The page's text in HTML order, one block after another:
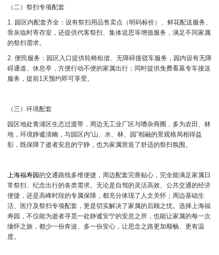
（二）祭扫专项配套
1. 园区内配套齐全：设有祭扫用品售卖点（明码标价）、鲜花配送服务、
骨灰临时寄存室，还提供代客祭扫、集体追思等增值服务，满足不同家属
的祭扫需求。
2. 便民服务：园区入口提供轮椅租借、无障碍接驳车服务，园内设有无障
碍通道、休息亭，方便行动不便的家属出行；同时提供免费看墓专车接送
服务，提前1天预约即可享受。
（三）环境配套
园区地处青浦区生态过渡带，周边无工业厂区与嘈杂商圈，多为农田、林
地，环境静谧清幽，与园区内“山、水、林、园”相融的景观格局相得益
彰，既保障了逝者安息的宁静，也为家属营造了舒适的祭扫氛围。
上海福寿园 的交通路线多维便捷，周边配套完善贴心，完全能满足家属日
常祭扫、纪念出行的各类需求。无论是自驾的灵活高效、公共交通的经济
便捷，还是高峰时段的专属保障，都充分体现了人文关怀；周边基础生
活、医疗及祭扫专项配套，更是切实解决了家属的后顾之忧。选择上海福
寿园，不仅能为逝者寻觅一处静谧安宁的安息之所，也能让家属的每一次
缅怀之旅，都少一份奔波、多一份安心，让思念之路更加顺畅、更有温
度。